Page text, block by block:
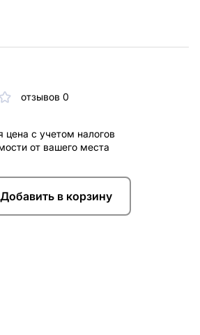
отзывов 0
цена с учетом налогов
от вашего места
Добавить в корзину